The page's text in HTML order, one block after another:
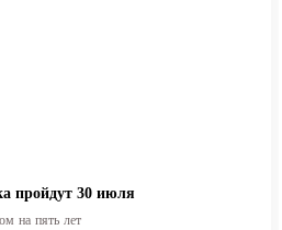
пройдут 30 июля
на пять лет